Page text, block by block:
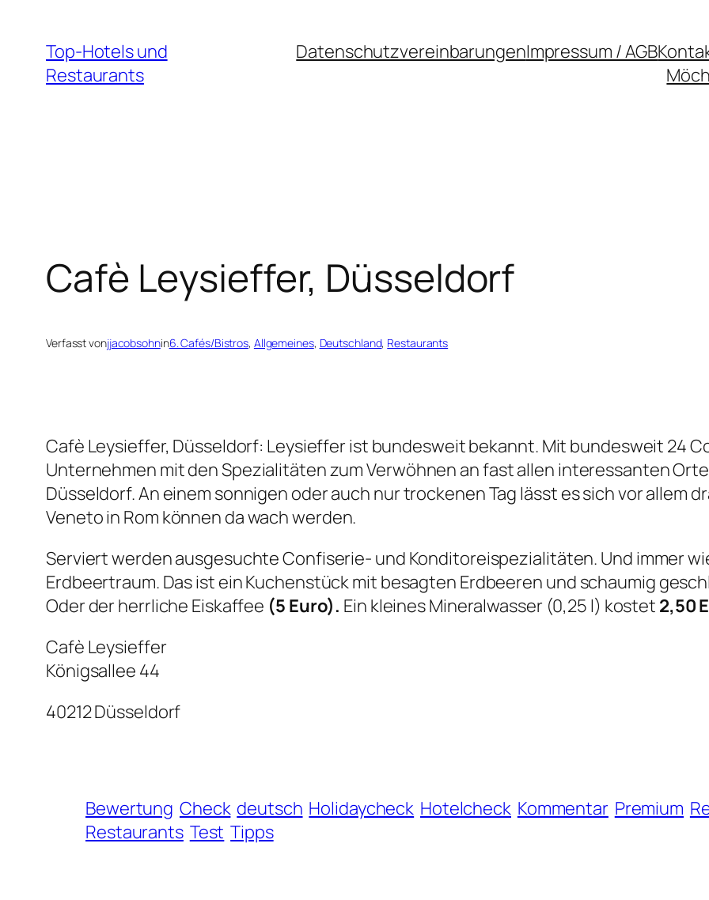
Inhalt
springen
Top-Hotels und
Restaurants
DatenschutzvereinbarungenImpressum / AGB
Cafè Leysieffer, Düsseldorf
Verfasst vonjjacobsohnin6. Cafés/Bistros, Allgemeines, Deutschland, Restaurants
Cafè Leysieffer, Düsseldorf: Leysieffer ist bundesweit bekannt. Mit bundesweit 24
Unternehmen mit den Spezialitäten zum Verwöhnen an fast allen interessanten
Düsseldorf. An einem sonnigen oder auch nur trockenen Tag lässt es sich vor allem
Veneto in Rom können da wach werden.
Serviert werden ausgesuchte Confiserie- und Konditoreispezialitäten. Und immer
Erdbeertraum. Das ist ein Kuchenstück mit besagten Erdbeeren und schaumig
Oder der herrliche Eiskaffee (5 Euro). Ein kleines Mineralwasser (0,25 l) kostet 2,50
Cafè Leysieffer
Königsallee 44
40212 Düsseldorf
Bewertung Check deutsch Holidaycheck Hotelcheck Kommentar Premium
Restaurants Test Tipps